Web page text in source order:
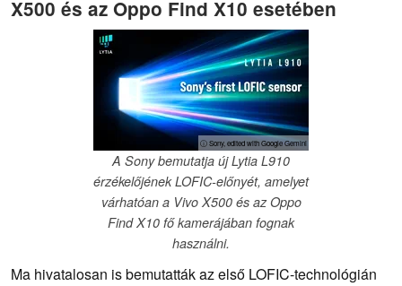
X500 és az Oppo Find X10 esetében
ⓘ Sony, edited with Google Gemini
A Sony bemutatja új Lytia L910
érzékelőjének LOFIC-előnyét, amelyet
várhatóan a Vivo X500 és az Oppo
Find X10 fő kamerájában fognak
használni.
Ma hivatalosan is bemutatták az első LOFIC-technológián